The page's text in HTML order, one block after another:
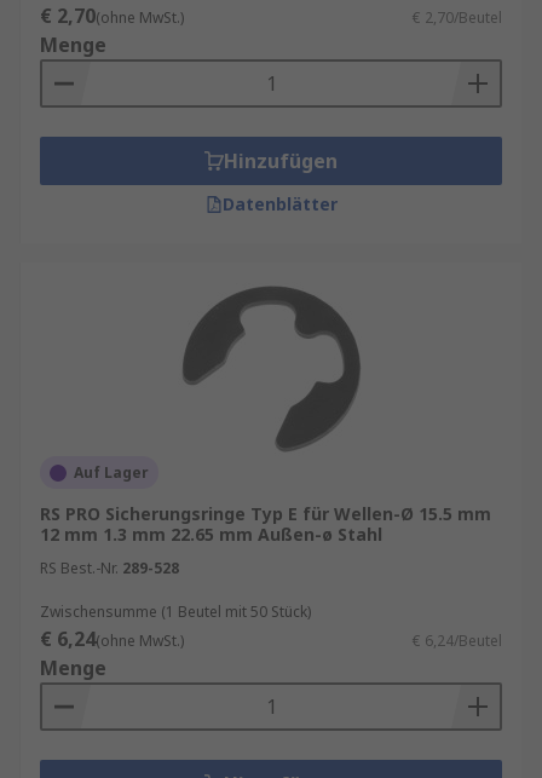
€ 2,70(ohne MwSt.) € 2,70/Beutel
Menge
Hinzufügen
Datenblätter
Auf Lager
RS PRO Sicherungsringe Typ E für Wellen-Ø 15.5 mm
12 mm 1.3 mm 22.65 mm Außen-ø Stahl
RS Best.-Nr. 289-528
Zwischensumme (1 Beutel mit 50 Stück)
€ 6,24(ohne MwSt.) € 6,24/Beutel
Menge